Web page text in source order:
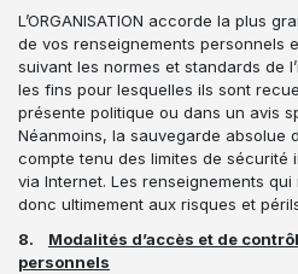
L’ORGANISATION accorde la plus
de vos renseignements personnels
suivant les normes et standards de
les fins pour lesquelles ils sont
présente politique ou dans un avis
Néanmoins, la sauvegarde absolue
compte tenu des limites de sécurité
via Internet. Les renseignements
donc ultimement aux risques et
8. Modalités d’accès et de
personnels